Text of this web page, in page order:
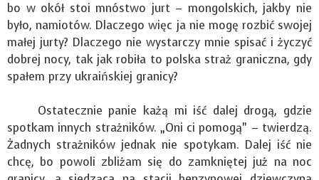
bo w okół stoi mnóstwo jurt – mongolskich, jakby nie
było, namiotów. Dlaczego więc ja nie mogę rozbić swojej
małej jurty? Dlaczego nie wystarczy mnie spisać i życzyć
dobrej nocy, tak jak robiła to polska straż graniczna, gdy
spałem przy ukraińskiej granicy?
Ostatecznie panie każą mi iść dalej drogą, gdzie
spotkam innych strażników. „Oni ci pomogą” – twierdzą.
Żadnych strażników jednak nie spotykam. Dalej iść nie
chcę, bo powoli zbliżam się do zamkniętej już na noc